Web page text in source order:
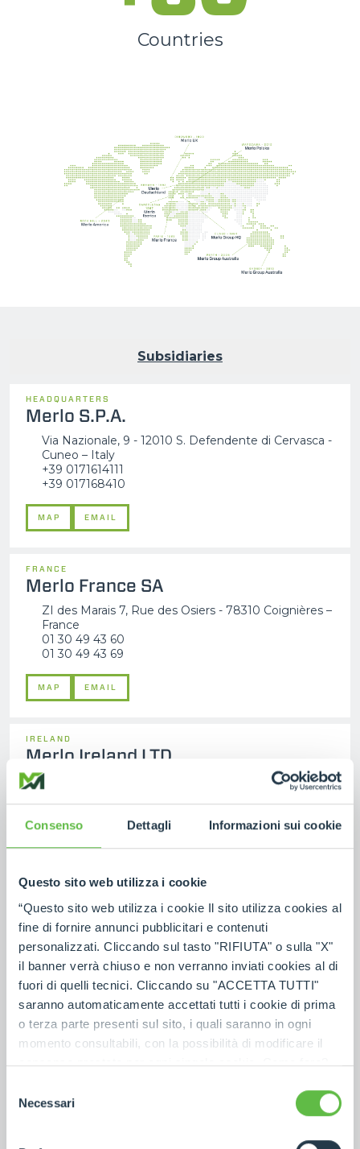
Consenso Dettagli Informazioni sui cookie
Questo sito web utilizza i cookie
“Questo sito web utilizza i cookie Il sito utilizza cookies al
fine di fornire annunci pubblicitari e contenuti
personalizzati. Cliccando sul tasto "RIFIUTA" o sulla "X"
il banner verrà chiuso e non verranno inviati cookies al di
fuori di quelli tecnici. Cliccando su "ACCETTA TUTTI"
saranno automaticamente accettati tutti i cookie di prima
o terza parte presenti sul sito, i quali saranno in ogni
momento consultabili, con la possibilità di modificare il
consenso prestato per ogni singolo cookie. Come fare?
ogni pagina, selezionare "Modifichi il suo consenso" e
dell'informativa completa nel footer presente in ogni
delNecessari
Countries
Subsidiaries
HEADQUARTERS
Merlo S.P.A.
Via Nazionale, 9 - 12010 S. Defendente di Cervasca -
Cuneo – Italy
+39 0171614111
+39 017168410
MAP EMAIL
FRANCE
Merlo France SA
ZI des Marais 7, Rue des Osiers - 78310 Coignières –
France
01 30 49 43 60
01 30 49 43 69
MAP EMAIL
IRELAND
Merlo Ireland LTD
Pavillion House, 31 Fitzwilliam Square, Dublin 2- DO2
F403- Ireland
+353 (0) 45 815 899
Merlo UK LTD
Headlands Business Park, Salisbury Rd, Blashford -
BH24 3PB Ringwood - United Kingdom
01425 480806
01425 477478
MAP EMAIL
GERMANY
Ahrensstr. 2D - 28197 Bremen - Germany